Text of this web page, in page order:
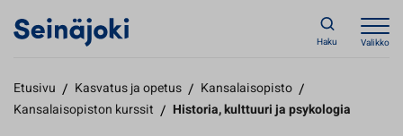
Haku Valikko
Etusivu / Kasvatus ja opetus / Kansalaisopisto /
Kansalaisopiston kurssit / Historia, kulttuuri ja psykologia